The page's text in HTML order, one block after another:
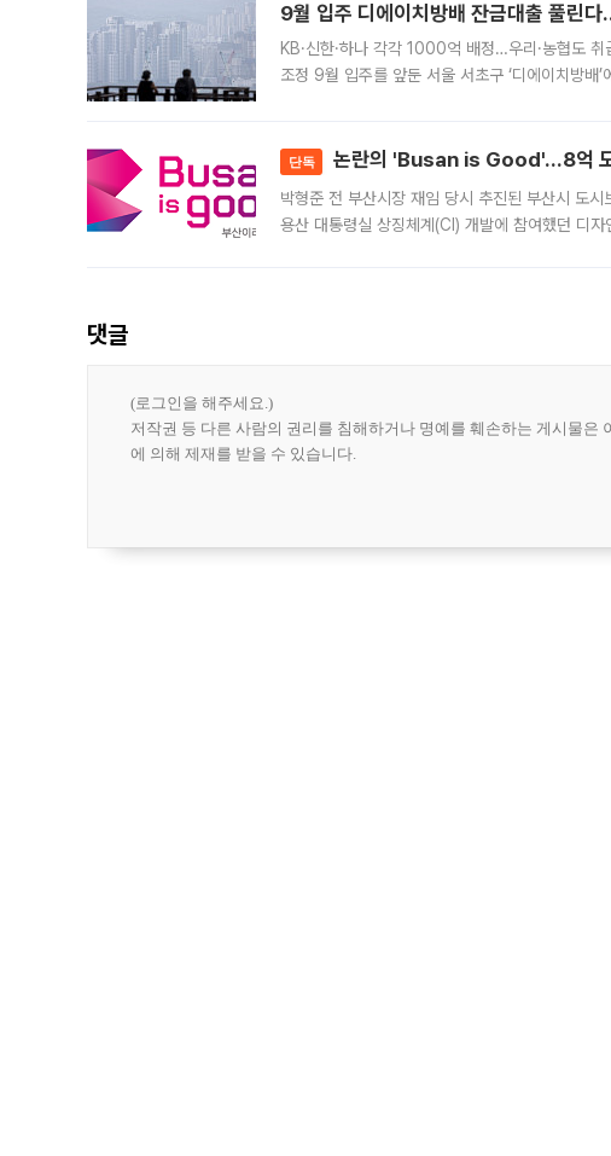
9월 입주 디에이치방배 잔금대출 풀린
KB·신한·하나 각각 1000억 배정…우리·농협도
조정 9월 입주를 앞둔 서울 서초구 ‘디에이치방
단독 논란의 'Busan is Good'…8억 도
박형준 전 부산시장 재임 당시 추진된 부산시 도
용산 대통령실 상징체계(CI) 개발에 참여했던 디
댓글